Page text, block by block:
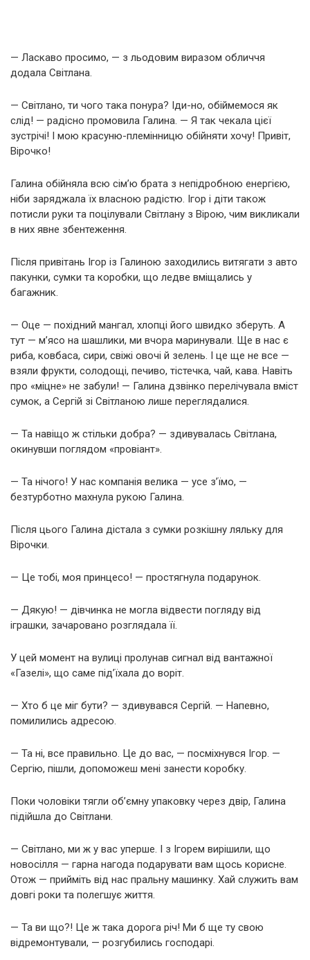
— Ласкаво просимо, — з льодовим виразом обличчя
додала Світлана.
— Світлано, ти чого така понура? Іди-но, обіймемося як
слід! — радісно промовила Галина. — Я так чекала цієї
зустрічі! І мою красуню-племінницю обійняти хочу! Привіт,
Вірочко!
Галина обійняла всю сім’ю брата з непідробною енергією,
ніби заряджала їх власною радістю. Ігор і діти також
потисли руки та поцілували Світлану з Вірою, чим викликали
в них явне збентеження.
Після привітань Ігор із Галиною заходились витягати з авто
пакунки, сумки та коробки, що ледве вміщались у
багажник.
— Оце — похідний мангал, хлопці його швидко зберуть. А
тут — м’ясо на шашлики, ми вчора маринували. Ще в нас є
риба, ковбаса, сири, свіжі овочі й зелень. І це ще не все —
взяли фрукти, солодощі, печиво, тістечка, чай, кава. Навіть
про «міцне» не забули! — Галина дзвінко перелічувала вміст
сумок, а Сергій зі Світланою лише переглядалися.
— Та навіщо ж стільки добра? — здивувалась Світлана,
окинувши поглядом «провіант».
— Та нічого! У нас компанія велика — усе з’їмо, —
безтурботно махнула рукою Галина.
Після цього Галина дістала з сумки розкішну ляльку для
Вірочки.
— Це тобі, моя принцесо! — простягнула подарунок.
— Дякую! — дівчинка не могла відвести погляду від
іграшки, зачаровано розглядала її.
У цей момент на вулиці пролунав сигнал від вантажної
«Газелі», що саме під’їхала до воріт.
— Хто б це міг бути? — здивувався Сергій. — Напевно,
помилились адресою.
— Та ні, все правильно. Це до вас, — посміхнувся Ігор. —
Сергію, пішли, допоможеш мені занести коробку.
Поки чоловіки тягли об’ємну упаковку через двір, Галина
підійшла до Світлани.
— Світлано, ми ж у вас уперше. І з Ігорем вирішили, що
новосілля — гарна нагода подарувати вам щось корисне.
Отож — прийміть від нас пральну машинку. Хай служить вам
довгі роки та полегшує життя.
— Та ви що?! Це ж така дорога річ! Ми б ще ту свою
відремонтували, — розгубились господарі.